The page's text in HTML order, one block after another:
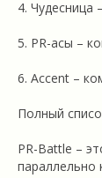
4.
5. PR-асы –
6. Accent –
Полный
PR-Battle –
параллельно